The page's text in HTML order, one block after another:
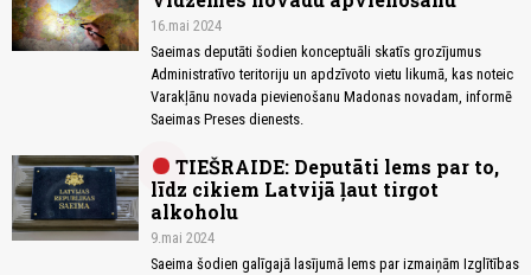
16.mai 2024
Saeimas deputāti šodien konceptuāli skatīs grozījumus
Administratīvo teritoriju un apdzīvoto vietu likumā, kas noteic
Varakļānu novada pievienošanu Madonas novadam, informē
Saeimas Preses dienests.
TIEŠRAIDE: Deputāti lems par to,
līdz cikiem Latvijā ļaut tirgot
alkoholu
9.mai 2024
Saeima šodien galīgajā lasījumā lems par izmaiņām Izglītības